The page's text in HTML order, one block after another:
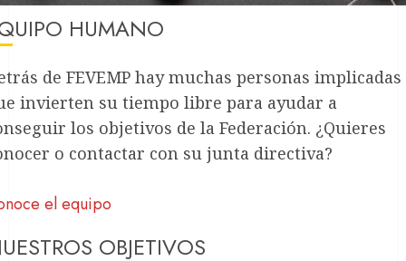
HUMANO
de FEVEMP hay muchas personas implicadas
invierten su tiempo libre para ayudar a
los objetivos de la Federación. ¿Quieres
o contactar con su junta directiva?
el equipo
OBJETIVOS